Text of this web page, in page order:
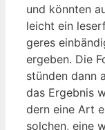
und könn­ten
leicht ein
ge­res
erge­ben. Die
stün­den dann
das Ergeb­nis
dern eine Art
sol­chen, eine